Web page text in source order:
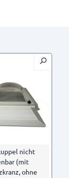
nicht
(mit
ohne